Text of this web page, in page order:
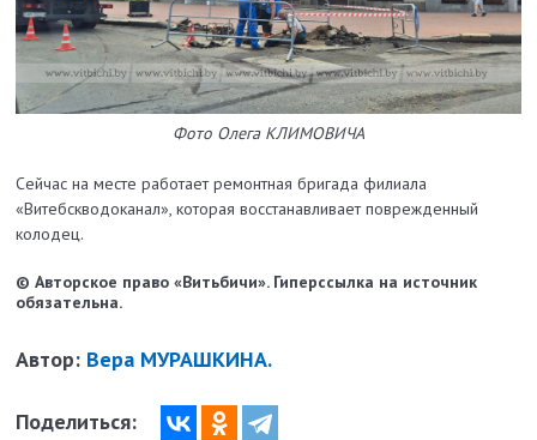
Фото Олега КЛИМОВИЧА
Сейчас на месте работает ремонтная бригада филиала
«Витебскводоканал», которая восстанавливает поврежденный
колодец.
© Авторское право «Витьбичи». Гиперссылка на источник
обязательна.
Автор: Вера МУРАШКИНА.
Поделиться: